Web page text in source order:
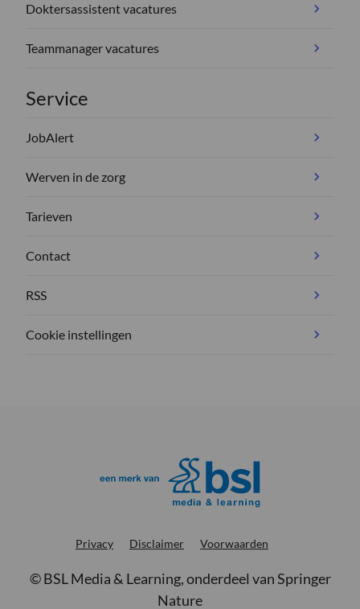
Doktersassistent vacatures
Teammanager vacatures
Service
JobAlert
Werven in de zorg
Tarieven
Contact
RSS
Cookie instellingen
Privacy Disclaimer Voorwaarden
©BSL Media & Learning, onderdeel vanSpringer
Nature